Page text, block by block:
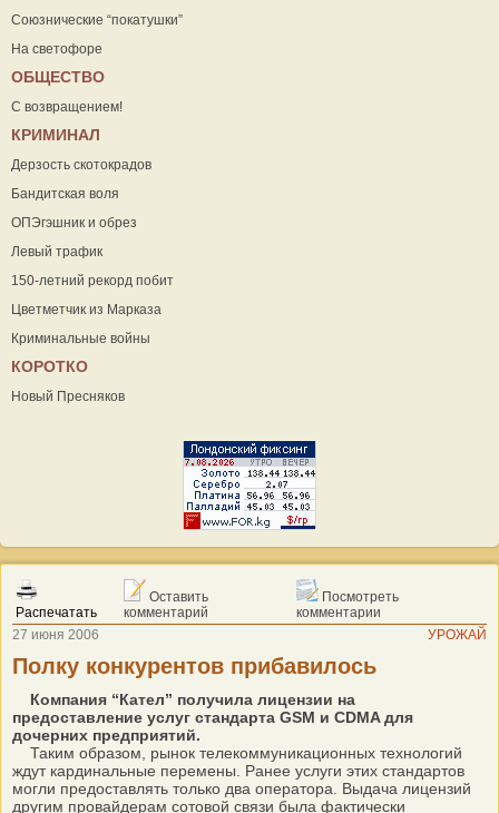
Союзнические “покатушки”
На светофоре
ОБЩЕСТВО
С возвращением!
КРИМИНАЛ
Дерзость скотокрадов
Бандитская воля
ОПЭгэшник и обрез
Левый трафик
150-летний рекорд побит
Цветметчик из Марказа
Криминальные войны
КОРОТКО
Новый Пресняков
Распечатать
Оставить
комментарий
Посмотреть
комментарии
27 июня 2006
УРОЖАЙ
Полку конкурентов прибавилось
Компания “Кател” получила лицензии на
предоставление услуг стандарта GSM и CDMA для
дочерних предприятий.
Таким образом, рынок телекоммуникационных технологий
ждут кардинальные перемены. Ранее услуги этих стандартов
могли предоставлять только два оператора. Выдача лицензий
другим провайдерам сотовой связи была фактически